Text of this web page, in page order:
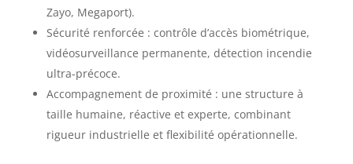
Zayo, Megaport).
Sécurité renforcée : contrôle d’accès biométrique,
vidéosurveillance permanente, détection incendie
ultra-précoce.
Accompagnement de proximité : une structure à
taille humaine, réactive et experte, combinant
rigueur industrielle et flexibilité opérationnelle.